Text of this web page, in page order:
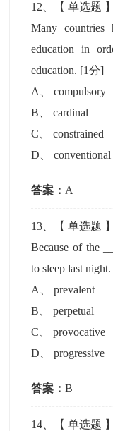
12 、【单选题 】
Many countries
education in
education. [1分]
A
、compulsory
B 、cardinal
C 、constrained
D 、conventional
答案： A
13 、【单选题 】
Because of the
to sleep last night.
A
、prevalent
B 、perpetual
C 、provocative
D 、progressive
答案：B
14 、【单选题 】